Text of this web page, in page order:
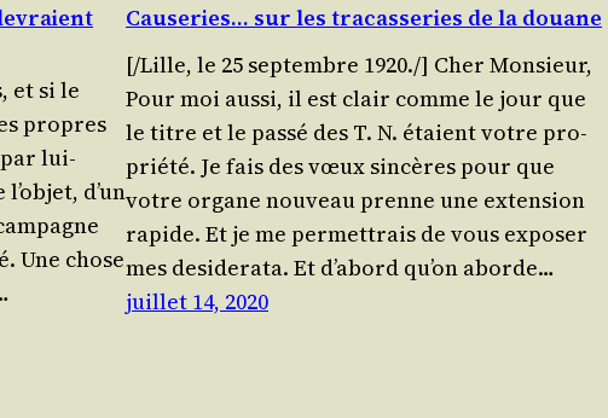
et si le
propres
lui-
d’un
Une chose
Causeries… sur les tracasseries de la douane
[/​Lille, le 25 sep­tembre 1920./] Cher Mon­sieur,
Pour moi aus­si, il est clair comme le jour que
le titre et le pas­sé des T. N. étaient votre pro­
prié­té. Je fais des vœux sin­cères pour que
votre organe nou­veau prenne une exten­sion
rapide. Et je me per­met­trais de vous expo­ser
mes desi­de­ra­ta. Et d’abord qu’on aborde…
juillet 14, 2020